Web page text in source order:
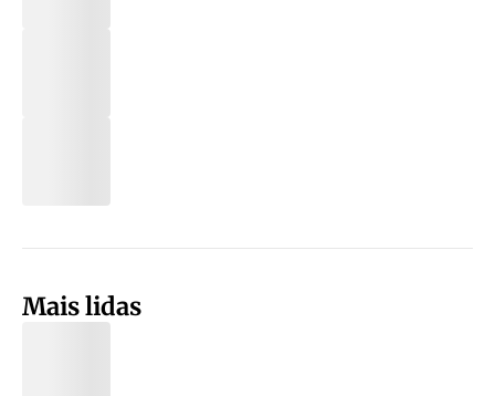
Mais lidas